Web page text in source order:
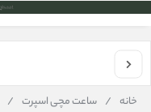
خانه / ساعت مچی اسپرت /